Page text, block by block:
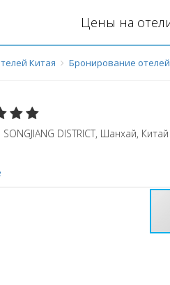
Цены на
Китая Бронирование
DISTRICT, Шанхай, Китай